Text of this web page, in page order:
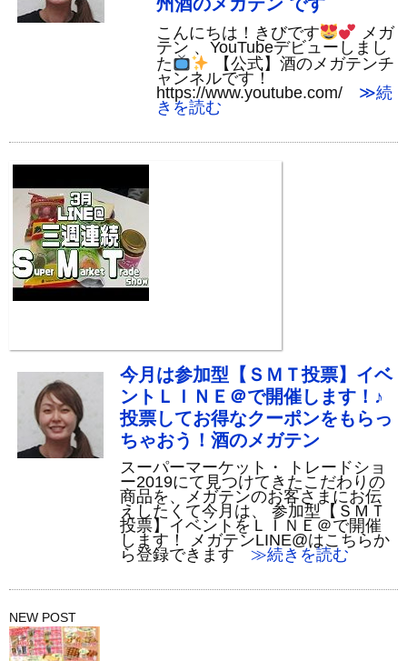
こんにちは！きびです
メガ
テン 、YouTubeデビューしまし
た
【公式】酒のメガテンチ
ャンネルです！
https://www.youtube.com/≫続
きを読む
今月は参加型【ＳＭＴ投票】イベ
ントＬＩＮＥ＠で開催します！♪
投票してお得なクーポンをもらっ
ちゃおう！酒のメガテン
スーパーマーケット・ トレードショ
ー2019にて見つけてきたこだわりの
商品を、メガテンのお客さまにお伝
えしたくて今月は、 参加型【ＳＭＴ
投票】イベントをＬＩＮＥ＠で開催
します！ メガテンLINE@はこちらか
ら登録できます ≫続きを読む
NEW POST